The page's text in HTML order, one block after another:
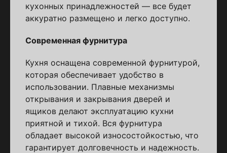
кухонных принадлежностей — все будет
аккуратно размещено и легко доступно.
Современная фурнитура
Кухня оснащена современной фурнитурой,
которая обеспечивает удобство в
использовании. Плавные механизмы
открывания и закрывания дверей и
ящиков делают эксплуатацию кухни
приятной и тихой. Вся фурнитура
обладает высокой износостойкостью, что
гарантирует долговечность и надежность.